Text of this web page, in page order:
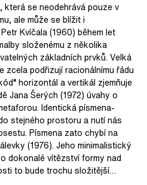
se neodehrává pouze v
ale může se blížit i
Kvíčala (1960) během let
složenému z několika
základních prvků. Velká
zcela podřizují racionálnímu řádu
horizontál a vertikál zjemňuje
Jana Šerých (1972) úvahy o
Identická písmena-
stejného prostoru a nutí nás
Písmena zato chybí na
(1976). Jeho minimalistický
dokonalé vítězství formy nad
to bude trochu složitější…